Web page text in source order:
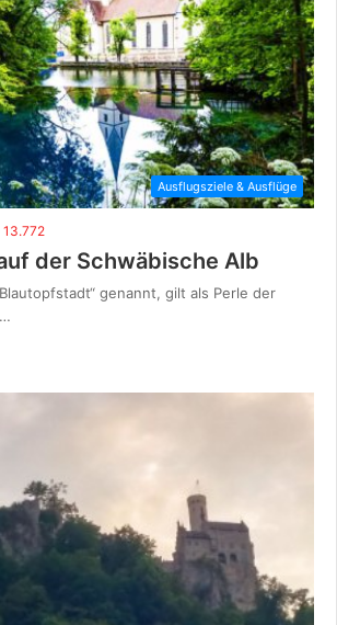
Ausflugsziele & Ausflüge
13.772
der Schwäbische Alb
genannt, gilt als Perle der